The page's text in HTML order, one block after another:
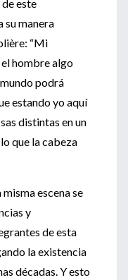
este
su manera
“Mi
el hombre algo
podrá
estando yo aquí
distintas en un
que la cabeza
escena se
y
de esta
la existencia
décadas. Y esto